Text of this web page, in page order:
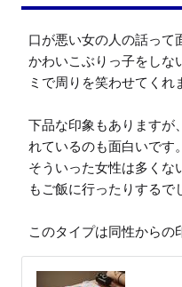
口が悪い女の人の話って
かわいこぶりっ子をしな
ミで周りを笑わせてくれ
下品な印象もありますが
れているのも面白いです。
そういった女性は多くな
もご飯に行ったりするで
このタイプは同性からの